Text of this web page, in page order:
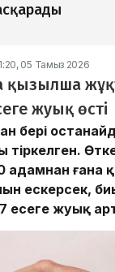
05 Тамыз 2026
қызылша
жуық өсті
бері
тіркелген.
адамнан ғана
ескерсек,
есеге жуық